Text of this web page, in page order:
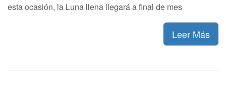
esta ocasión, la Luna llena llegará a final de mes
Leer Más